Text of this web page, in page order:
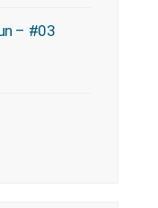
– #03